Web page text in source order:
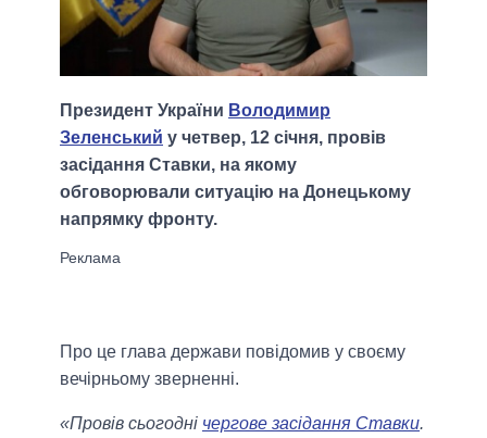
Президент України Володимир
Зеленський у четвер, 12 січня, провів
засідання Ставки, на якому
обговорювали ситуацію на Донецькому
напрямку фронту.
Про це глава держави повідомив у своєму
вечірньому зверненні.
«Провів сьогодні чергове засідання Ставки.